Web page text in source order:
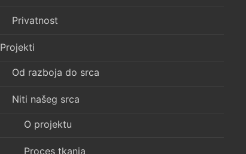
Privatnost
Projekti
Od razboja do srca
Niti našeg srca
O projektu
Proces tkanja